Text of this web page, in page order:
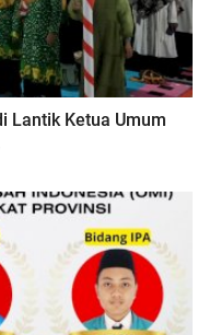
Lantik Ketua Umum